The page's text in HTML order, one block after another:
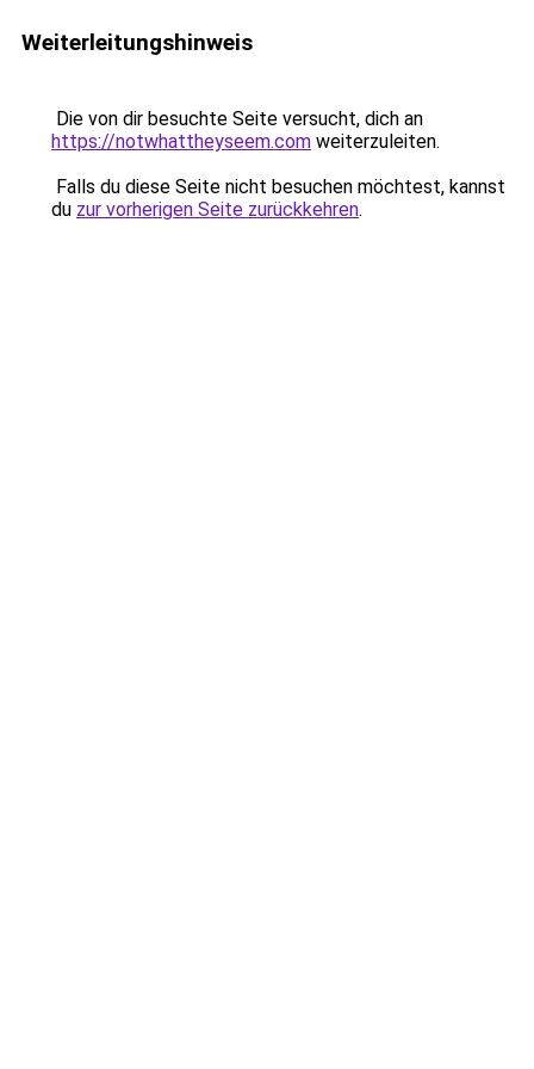
Weiterleitungshinweis
Die von dir besuchte Seite versucht, dich an
https://notwhattheyseem.com weiterzuleiten.
Falls du diese Seite nicht besuchen möchtest, kannst
du zur vorherigen Seite zurückkehren.